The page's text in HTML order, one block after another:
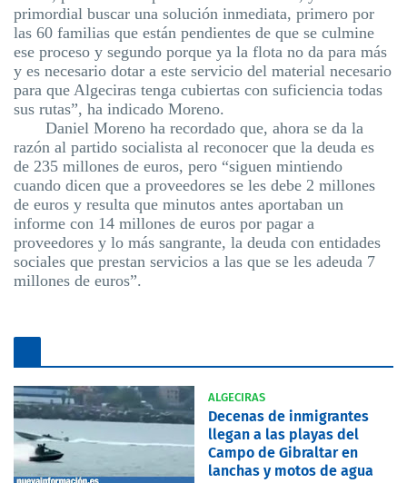
primordial buscar una solución inmediata, primero por
las 60 familias que están pendientes de que se culmine
ese proceso y segundo porque ya la flota no da para más
y es necesario dotar a este servicio del material necesario
para que Algeciras tenga cubiertas con suficiencia todas
sus rutas”, ha indicado Moreno.
Daniel Moreno ha recordado que, ahora se da la
razón al partido socialista al reconocer que la deuda es
de 235 millones de euros, pero “siguen mintiendo
cuando dicen que a proveedores se les debe 2 millones
de euros y resulta que minutos antes aportaban un
informe con 14 millones de euros por pagar a
proveedores y lo más sangrante, la deuda con entidades
sociales que prestan servicios a las que se les adeuda 7
millones de euros”.
ALGECIRAS
Decenas de inmigrantes
llegan a las playas del
Campo de Gibraltar en
lanchas y motos de agua